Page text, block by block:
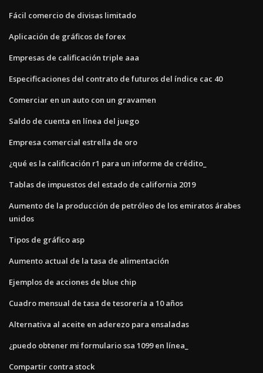
Fácil comercio de divisas limitado
Aplicación de gráficos de forex
Empresas de calificación triple aaa
Especificaciones del contrato de futuros del índice cac 40
Comerciar en un auto con un gravamen
Saldo de cuenta en línea del juego
Empresa comercial estrella de oro
¿qué es la calificación r1 para un informe de crédito_
Tablas de impuestos del estado de california 2019
Aumento de la producción de petróleo de los emiratos árabes
unidos
Tipos de gráfico asp
Aumento actual de la tasa de alimentación
Ejemplos de acciones de blue chip
Cuadro mensual de tasa de tesorería a 10 años
Alternativa al aceite en aderezo para ensaladas
¿puedo obtener mi formulario ssa 1099 en línea_
Compartir contra stock